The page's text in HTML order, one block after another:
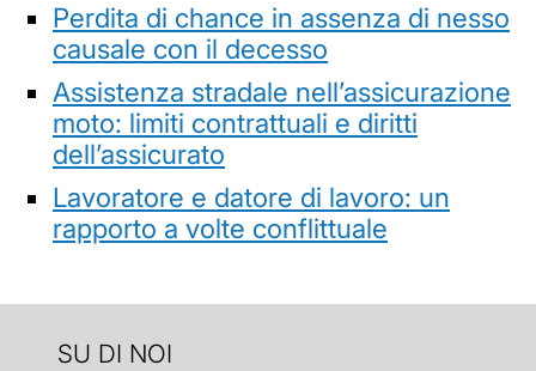
Perdita di chance in assenza di nesso
causale con il decesso
Assistenza stradale nell’assicurazione
moto: limiti contrattuali e diritti
dell’assicurato
Lavoratore e datore di lavoro: un
rapporto a volte conflittuale
SU DI NOI